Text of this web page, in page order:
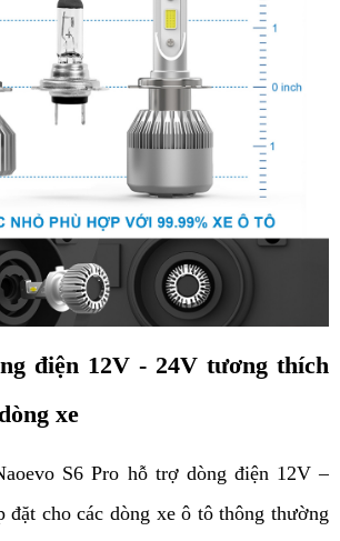
điện 12V - 24V tương thích
xe
S6 Pro hỗ trợ dòng điện 12V –
đặt cho các dòng xe ô tô thông thường